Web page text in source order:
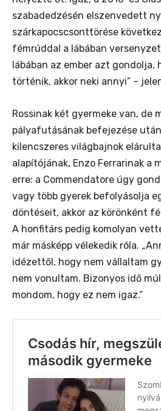
szabadedzésén elszenvedett
szárkapocscsonttörése
fémrúddal a lábában
lábában az ember azt gondolja,
történik, akkor neki annyi” –
Rossinak két gyermeke van, de
pályafutásának befejezése
kilencszeres világbajnok
alapítójának, Enzo Ferrarinak a
erre: a Commendatore úgy
vagy több gyerek befolyásolja
döntéseit, akkor az körönként
A honfitárs pedig komolyan
már másképp vélekedik róla.
idézettől, hogy nem vállaltam
nem vonultam. Bizonyos idő
mondom, hogy ez nem igaz.”